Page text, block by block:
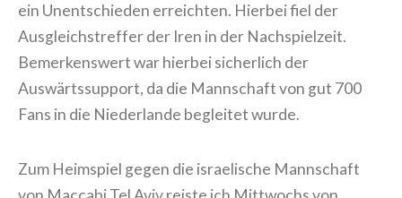
ein Unentschieden erreichten. Hierbei fiel der
Ausgleichstreffer der Iren in der Nachspielzeit.
Bemerkenswert war hierbei sicherlich der
Auswärtssupport, da die Mannschaft von gut 700
Fans in die Niederlande begleitet wurde.
Zum Heimspiel gegen die israelische Mannschaft